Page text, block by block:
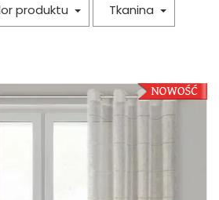
produktu Tkanina